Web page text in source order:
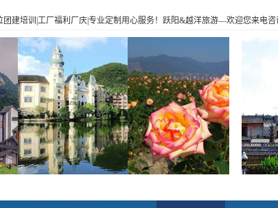
建培训|工厂福利厂庆|专业定制用心服务！跃阳&越洋旅游—欢迎您来电咨